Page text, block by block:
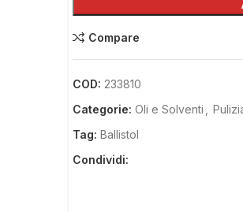
Compare
COD: 233810
Categorie: Oli e Solventi
Tag: Ballistol
Condividi: